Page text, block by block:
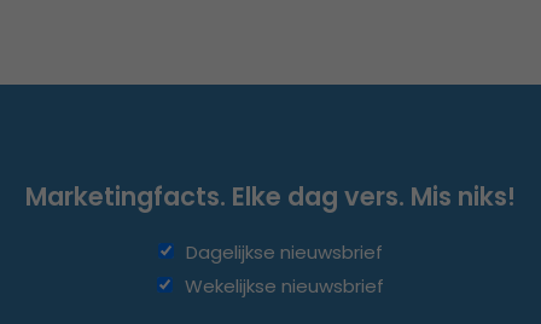
Marketingfacts. Elke dag vers. Mis niks!
Dagelijkse nieuwsbrief
Wekelijkse nieuwsbrief